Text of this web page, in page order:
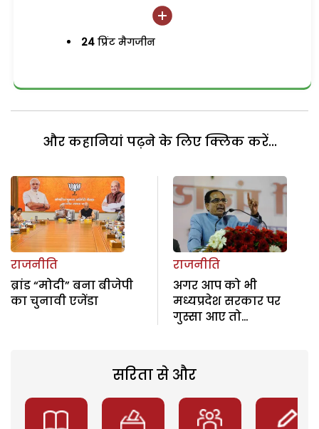
24 प्रिंट मैगजीन
और कहानियां पढ़ने के लिए क्लिक करें...
राजनीति
ब्रांड “मोदी” बना बीजेपी
का चुनावी एजेंडा
राजनीति
अगर आप को भी
मध्यप्रदेश सरकार पर
गुस्सा आए तो…
सरिता से और